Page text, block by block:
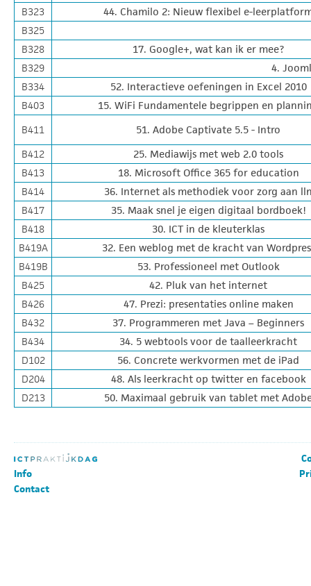
B323
44. Chamilo 2: Nieuw flexibel e-
B325
B328
17. Google+, wat kan ik er mee?
B329
4.
B334
52. Interactieve oefeningen in Excel 2010
B403
15. WiFi Fundamentele begrippen en
B411
51. Adobe Captivate 5.5 - Intro
B412
25. Mediawijs met web 2.0 tools
B413
18. Microsoft Office 365 for education
B414
36. Internet als methodiek voor zorg aan
B417
35. Maak snel je eigen digitaal bordboek!
B418
30. ICT in de kleuterklas
B419A
32. Een weblog met de kracht van
B419B
53. Professioneel met Outlook
B425
42. Pluk van het internet
B426
47. Prezi: presentaties online maken
B432
37. Programmeren met Java – Beginners
B434
34. 5 webtools voor de taalleerkracht
D102
56. Concrete werkvormen met de iPad
D204
48. Als leerkracht op twitter en facebook
D213
50. Maximaal gebruik van tablet met
Info
Contact